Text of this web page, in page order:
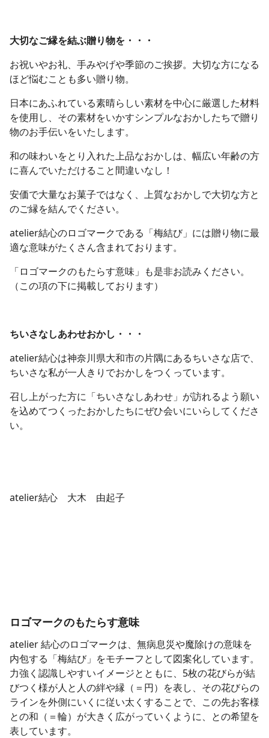
大切なご縁を結ぶ贈り物を・・・
お祝いやお礼、手みやげや季節のご挨拶。大切な方になる
ほど悩むことも多い贈り物。
日本にあふれている素晴らしい素材を中心に厳選した材料
を使用し、その素材をいかすシンプルなおかしたちで贈り
物のお手伝いをいたします。
和の味わいをとり入れた上品なおかしは、幅広い年齢の方
に喜んでいただけること間違いなし！
安価で大量なお菓子ではなく、上質なおかしで大切な方と
のご縁を結んでください。
atelier結心のロゴマークである「梅結び」には贈り物に最
適な意味がたくさん含まれております。
「ロゴマークのもたらす意味」も是非お読みください。
（この項の下に掲載しております）
ちいさなしあわせおかし・・・
atelier結心は神奈川県大和市の片隅にあるちいさな店で、
ちいさな私が一人きりでおかしをつくっています。
召し上がった方に「ちいさなしあわせ」が訪れるよう願い
を込めてつくったおかしたちにぜひ会いにいらしてくださ
い。
atelier結心 大木 由起子
ロゴマークのもたらす意味
atelier 結心のロゴマークは、無病息災や魔除けの意味を
内包する「梅結び」をモチーフとして図案化しています。
力強く認識しやすいイメージとともに、5枚の花びらが結
びつく様が人と人の絆や縁（＝円）を表し、その花びらの
ラインを外側にいくに従い太くすることで、この先お客様
との和（＝輪）が大きく広がっていくように、との希望を
表しています。